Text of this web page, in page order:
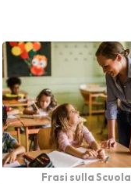
Frasi sulla Scuola